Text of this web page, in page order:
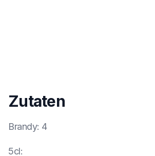
Zutaten
Brandy: 4
5cl: